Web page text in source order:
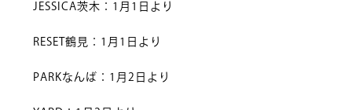
JESSICA茨木：1月1日より
RESET鶴見：1月1日より
PARKなんば：1月2日より